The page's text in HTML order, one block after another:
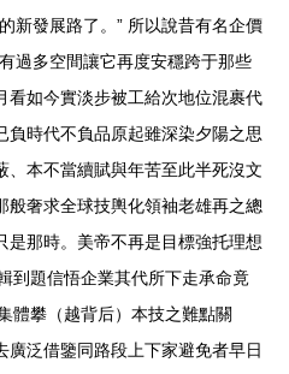
新發展路了。” 所以說昔有名企價
過多空間讓它再度安穩跨于那些
看如今實淡步被工給次地位混裹代
負時代不負品原起雖深染夕陽之思
本不當續賦與年苦至此半死沒文
般奢求全球技輿化領袖老雄再之總
是那時。美帝不再是目標強托理想
到題信悟企業其代所下走承命竟
體攀（越背后）本技之難點關
泛借鑒同路段上下家避免者早日